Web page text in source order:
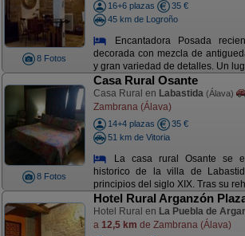
8 Fotos
16+6 plazas
35 €
45 km de Logroño
Encantadora Posada
decorada con mezcla de
y gran variedad de detalles. Un
8 Fotos
Casa Rural Osante
Casa Rural en Labastida (Álava)
Zambrana (Álava)
14+4 plazas
35 €
51 km de Vitoria
La casa rural Osante se
historico de la villa de
principios del siglo XIX. Tras su
Hotel Rural Arganzón
Hotel Rural en La Puebla de
a 12,5 km de Zambrana (Álava)